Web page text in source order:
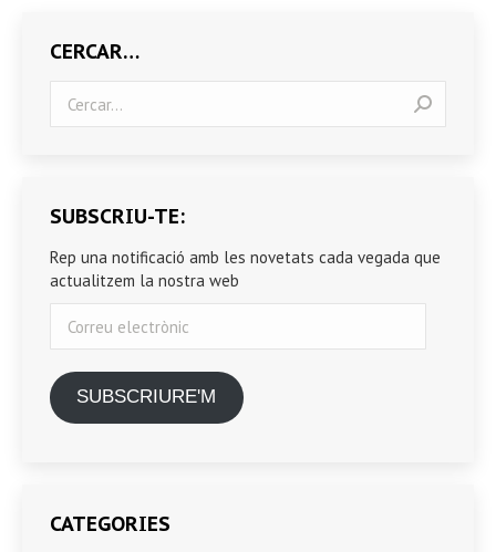
CERCAR…
SUBSCRIU-TE:
Rep una notificació amb les novetats cada vegada que
actualitzem la nostra web
electrònic
SUBSCRIURE'M
CATEGORIES